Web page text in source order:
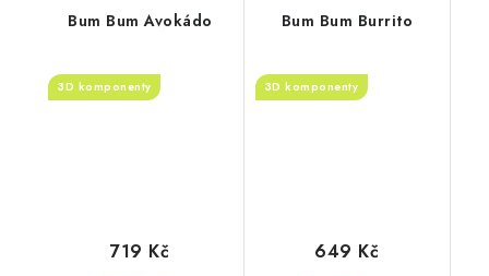
Bum Bum Avokádo
3D komponenty
719 Kč
Bum Bum Burrito
3D komponenty
649 Kč